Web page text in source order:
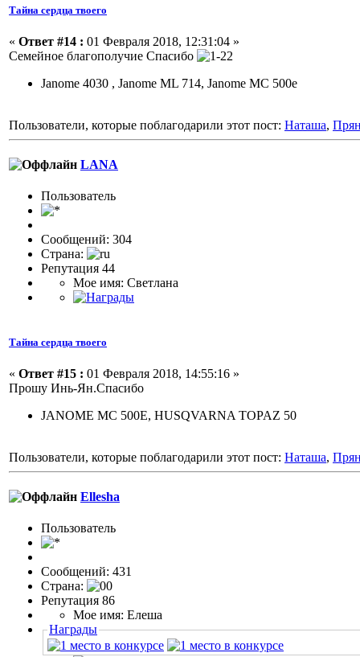
Тайна сердца твоего
« Ответ #14 : 01 Февраля 2018, 12:31:04 »
Семейное благополучие Спасибо
Janome 4030 , Janome ML 714, Janome МС 500е
Пользователи, которые поблагодарили этот пост: Наташа,
LANA
Пользовaтeль
Сообщений: 304
Страна:
Репутация 44
Мое имя: Светлана
Тайна сердца твоего
« Ответ #15 : 01 Февраля 2018, 14:55:16 »
Прошу Инь-Ян.Спасибо
JANOME MC 500E, HUSQVARNA TOPAZ 50
Пользователи, которые поблагодарили этот пост: Наташа,
Ellesha
Пользовaтeль
Сообщений: 431
Страна:
Репутация 86
Мое имя: Елеша
Награды